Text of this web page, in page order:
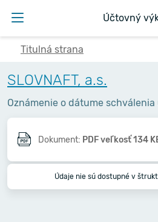
Účtovný
Titulná strana
SLOVNAFT, a.s.
Oznámenie o dátume
Dokument: PDF veľkosť 134
Údaje nie sú dostupné v